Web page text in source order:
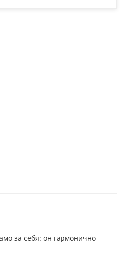
за себя: он гармонично